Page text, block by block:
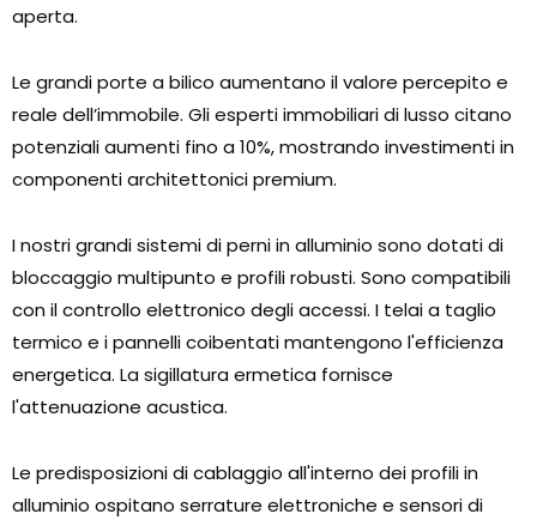
aperta.
Le grandi porte a bilico aumentano il valore percepito e
reale dell’immobile. Gli esperti immobiliari di lusso citano
potenziali aumenti fino a 10%, mostrando investimenti in
componenti architettonici premium.
I nostri grandi sistemi di perni in alluminio sono dotati di
bloccaggio multipunto e profili robusti. Sono compatibili
con il controllo elettronico degli accessi. I telai a taglio
termico e i pannelli coibentati mantengono l'efficienza
energetica. La sigillatura ermetica fornisce
l'attenuazione acustica.
Le predisposizioni di cablaggio all'interno dei profili in
alluminio ospitano serrature elettroniche e sensori di